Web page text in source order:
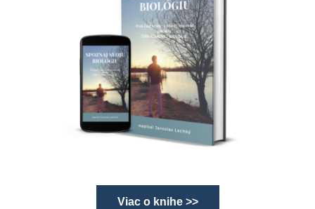
Viac o knihe >>